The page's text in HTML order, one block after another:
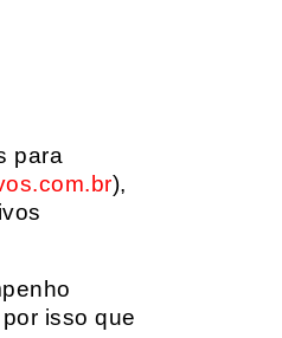
para
),
isso que